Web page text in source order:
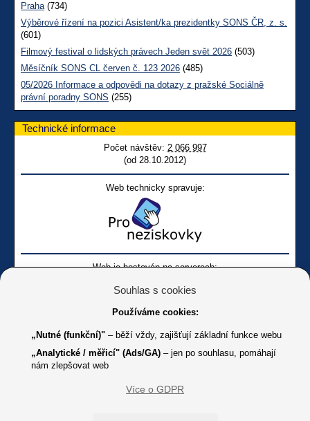
Praha(734)
Výběrové řízení na pozici Asistent/ka prezidentky SONS ČR, z. s.
(601)
Filmový festival o lidských právech Jeden svět 2026 (503)
Měsíčník SONS CL červen č. 123 2026 (485)
05/2026 Informace a odpovědi na dotazy z pražské Sociálně
právní poradny SONS (255)
Technické informace
Počet návštěv: 2 066 997
(od 28.10.2012)
Web technicky spravuje:
Web je hostován na serverech:
Online
Youtube SONS
Souhlas s cookies
Používáme cookies:
„Nutné (funkční)" – běží vždy, zajišťují základní funkce webu
„Analytické / měřicí" (Ads/GA) – jen po souhlasu, pomáhají
nám zlepšovat web
Více o GDPR